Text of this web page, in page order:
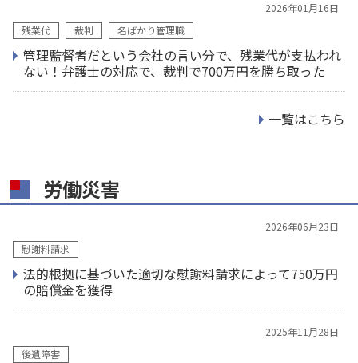
2026年01月16日
残業代
裁判 名ばかり管理職
管理監督者だという会社の言い分で、残業代が支払われ
ない！弁護士の対応で、裁判で700万円を勝ち取った
一覧はこちら
労働災害
2026年06月23日
慰謝料請求
法的根拠に基づいた適切な慰謝料請求によって750万円
の賠償金を獲得
2025年11月28日
後遺障害